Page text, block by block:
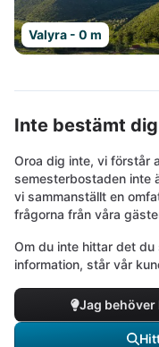
Valyra - 0 m
Inte bestämt
Oroa dig inte, vi förstår
semesterbostaden inte
vi sammanställt en
frågorna från våra
Om du inte hittar det
information, står vår
Jag behöver